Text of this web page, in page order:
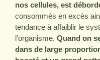
nos cellules, est
consommés en excès
tendance à affaiblir le
l’organisme. Quand on
dans de large